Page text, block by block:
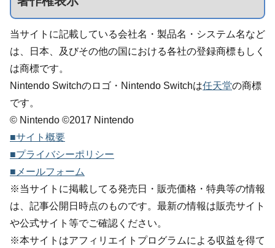
当サイトに記載している会社名・製品名・システム名など
は、日本、及びその他の国における各社の登録商標もしく
は商標です。
Nintendo Switchのロゴ・Nintendo Switchは任天堂の商標
です。
© Nintendo ©2017 Nintendo
■サイト概要
■プライバシーポリシー
■メールフォーム
※当サイトに掲載してる発売日・販売価格・特典等の情報
は、記事公開日時点のものです。最新の情報は販売サイト
や公式サイト等でご確認ください。
※本サイトはアフィリエイトプログラムによる収益を得て